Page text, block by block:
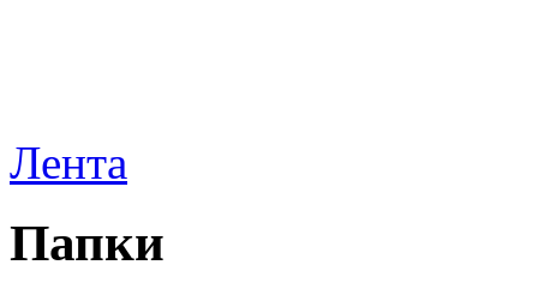
Лента
Папки